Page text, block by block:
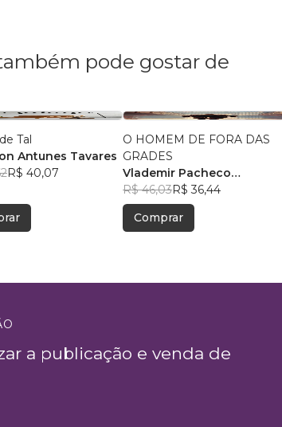
pode gostar de
Tal
Antunes Tavares
R$ 40,07
O HOMEM DE FORA DAS
GRADES
Vlademir Pacheco
Custodio
R$ 46,03R$ 36,44
Comprar
a publicação e venda de